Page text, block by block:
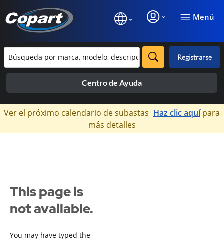
Menú
Registrarse
Centro de Ayuda
×
Ver el próximo calendario de subastas Haz clic aquípara
más detalles
This page is
not available.
You may have typed the